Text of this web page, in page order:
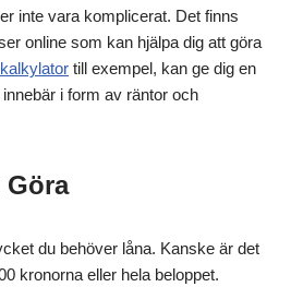
inte vara komplicerat. Det finns
online som kan hjälpa dig att göra
till exempel, kan ge dig en
i form av räntor och
Göra
du behöver låna. Kanske är det
kronorna eller hela beloppet.